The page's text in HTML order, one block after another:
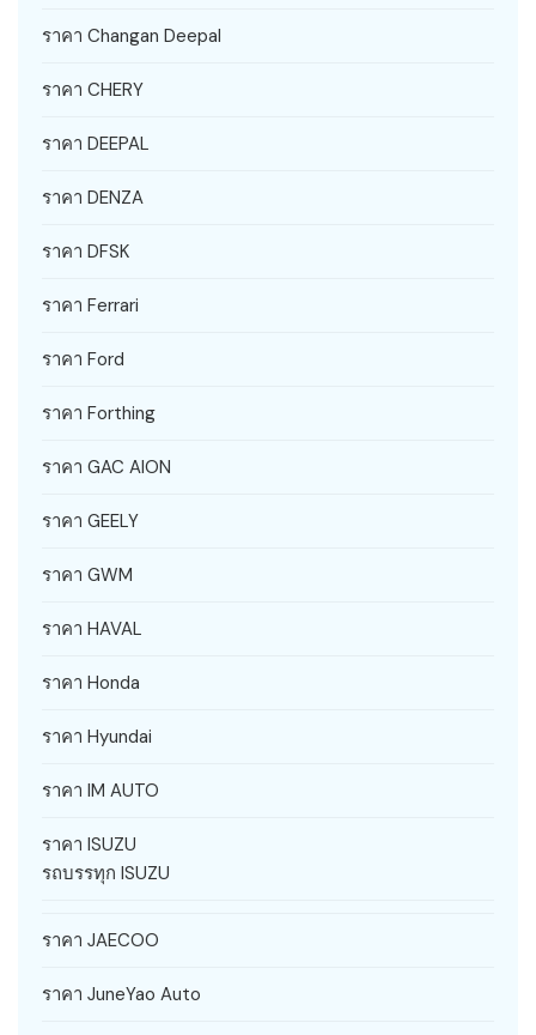
ราคา Changan Deepal
ราคา CHERY
ราคา DEEPAL
ราคา DENZA
ราคา DFSK
ราคา Ferrari
ราคา Ford
ราคา Forthing
ราคา GAC AION
ราคา GEELY
ราคา GWM
ราคา HAVAL
ราคา Honda
ราคา Hyundai
ราคา IM AUTO
ราคา ISUZU
รถบรรทุก ISUZU
ราคา JAECOO
ราคา JuneYao Auto